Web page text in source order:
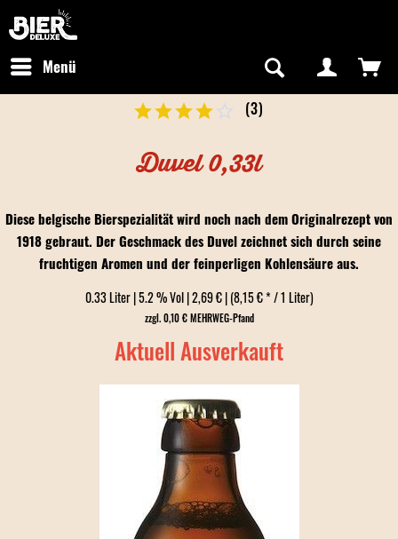
Kostenfreier Versand in Deutschland
Menü
(3)
Duvel 0,33l
Diese belgische Bierspezialität wird noch nach dem Originalrezept von
1918 gebraut. Der Geschmack des Duvel zeichnet sich durch seine
fruchtigen Aromen und der feinperligen Kohlensäure aus.
0.33 Liter | 5.2 % Vol | 2,69 € | (8,15 € * / 1 Liter)
zzgl. 0,10 € MEHRWEG-Pfand
Aktuell Ausverkauft